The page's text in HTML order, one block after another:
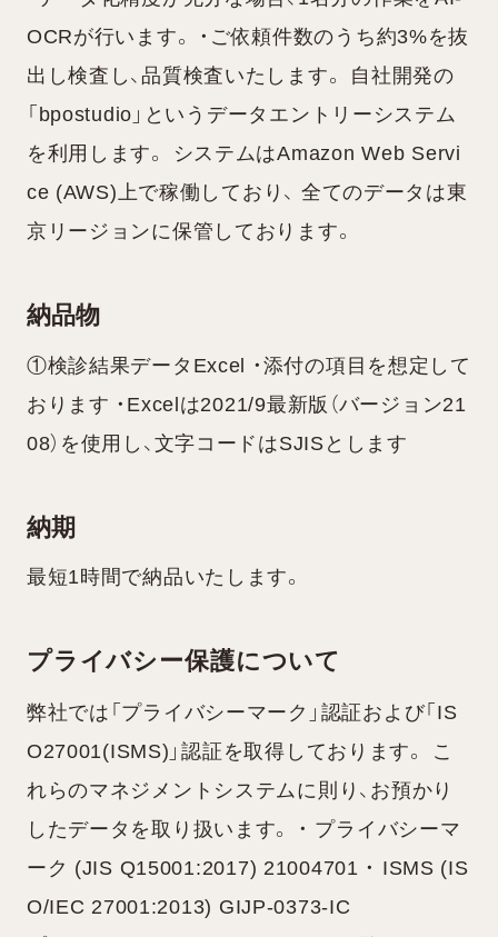
OCRが行います。 ・ご依頼件数のうち約3%を抜
出し検査し、品質検査いたします。 自社開発の
「bpostudio」というデータエントリーシステム
を利用します。 システムはAmazon Web Servi
ce (AWS)上で稼働しており、 全てのデータは東
京リージョンに保管しております。
納品物
①検診結果データExcel ・添付の項目を想定して
おります ・Excelは2021/9最新版（バージョン21
08）を使用し、文字コードはSJISとします
納期
最短1時間で納品いたします。
プライバシー保護について
弊社では「プライバシーマーク」認証および「IS
O27001(ISMS)」認証を取得しております。 こ
れらのマネジメントシステムに則り、お預かり
したデータを取り扱います。 ・ プライバシーマ
ーク (JIS Q15001:2017) 21004701 ・ ISMS (IS
O/IEC 27001:2013) GIJP-0373-IC